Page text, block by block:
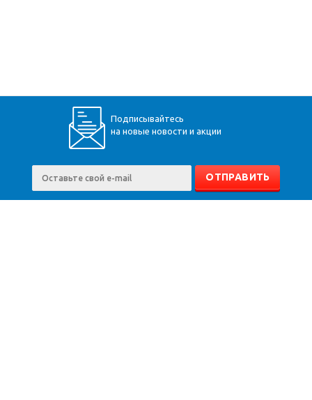
Подписывайтесь
на новые новости и акции